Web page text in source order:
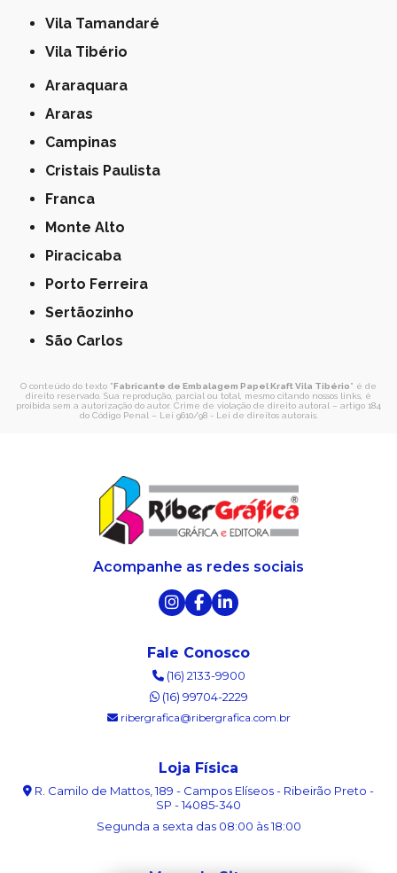
Vila Tamandaré
Vila Tibério
Araraquara
Araras
Campinas
Cristais Paulista
Franca
Monte Alto
Piracicaba
Porto Ferreira
Sertãozinho
São Carlos
O conteúdo do texto " Fabricante de Embalagem Papel Kraft Vila Tibério" é de
direito reservado. Sua reprodução, parcial ou total, mesmo citando nossos links, é
proibida sem a autorização do autor. Crime de violação de direito autoral – artigo 184
do Código Penal – Lei 9610/98 - Lei de direitos autorais.
Acompanhe as redes sociais
Fale Conosco
(16) 2133-9900
(16) 99704-2229
ribergrafica@ribergrafica.com.br
Loja Física
R. Camilo de Mattos, 189 - Campos Elíseos - Ribeirão Preto -
SP - 14085-340
Segunda a sexta das 08:00 às 18:00